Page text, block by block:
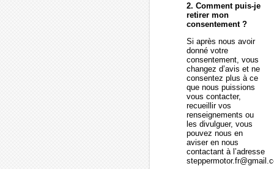
2. Comment puis-je
retirer mon
consentement ?
Si après nous avoir
donné votre
consentement, vous
changez d’avis et ne
consentez plus à ce
que nous puissions
vous contacter,
recueillir vos
renseignements ou
les divulguer, vous
pouvez nous en
aviser en nous
contactant à l’adresse